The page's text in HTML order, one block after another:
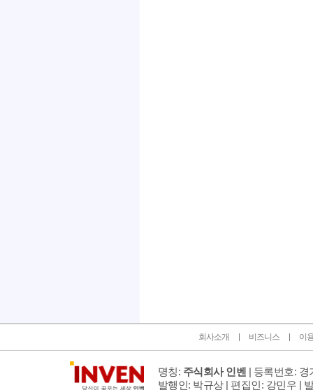
회사소개 비즈니스 이
명칭: 주식회사 인벤 | 등록번호: 경
발행인: 박규상 | 편집인: 강민우 |